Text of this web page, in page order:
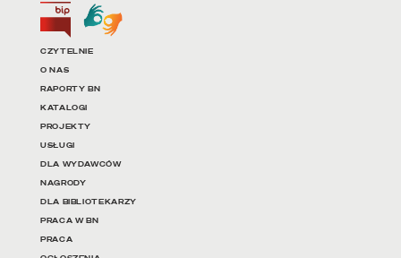
Biuletyn Informacji Publicznej
Tłumacz języka migowego
Linki do najważniejszych
CZYTELNIE
O NAS
RAPORTY BN
KATALOGI
PROJEKTY
USŁUGI
DLA WYDAWCÓW
NAGRODY
DLA BIBLIOTEKARZY
PRACA W BN
PRACA